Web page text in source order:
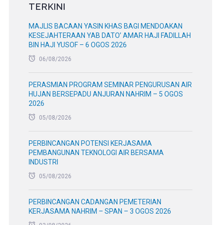
TERKINI
MAJLIS BACAAN YASIN KHAS BAGI MENDOAKAN
KESEJAHTERAAN YAB DATO’ AMAR HAJI FADILLAH
BIN HAJI YUSOF – 6 OGOS 2026
06/08/2026
PERASMIAN PROGRAM SEMINAR PENGURUSAN AIR
HUJAN BERSEPADU ANJURAN NAHRIM – 5 OGOS
2026
05/08/2026
PERBINCANGAN POTENSI KERJASAMA
PEMBANGUNAN TEKNOLOGI AIR BERSAMA
INDUSTRI
05/08/2026
PERBINCANGAN CADANGAN PEMETERIAN
KERJASAMA NAHRIM – SPAN – 3 OGOS 2026